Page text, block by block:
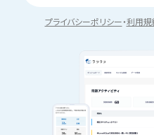
プライバシーポリシー・利用規